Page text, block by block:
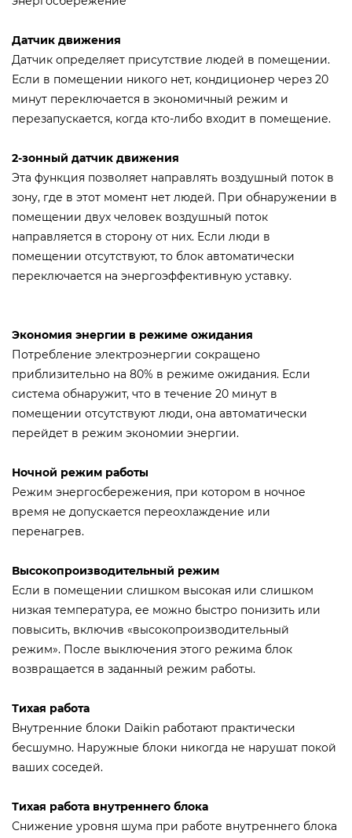
Датчик движения
Датчик определяет присутствие людей в помещении.
Если в помещении никого нет, кондиционер через 20
минут переключается в экономичный режим и
перезапускается, когда кто-либо входит в помещение.
2-зонный датчик движения
Эта функция позволяет направлять воздушный поток в
зону, где в этот момент нет людей. При обнаружении в
помещении двух человек воздушный поток
направляется в сторону от них. Если люди в
помещении отсутствуют, то блок автоматически
переключается на энергоэффективную уставку.
Экономия энергии в режиме ожидания
Потребление электроэнергии сокращено
приблизительно на 80% в режиме ожидания. Если
система обнаружит, что в течение 20 минут в
помещении отсутствуют люди, она автоматически
перейдет в режим экономии энергии.
Ночной режим работы
Режим энергосбережения, при котором в ночное
время не допускается переохлаждение или
перенагрев.
Высокопроизводительный режим
Если в помещении слишком высокая или слишком
низкая температура, ее можно быстро понизить или
повысить, включив «высокопроизводительный
режим». После выключения этого режима блок
возвращается в заданный режим работы.
Тихая работа
Внутренние блоки Daikin работают практически
бесшумно. Наружные блоки никогда не нарушат покой
ваших соседей.
Тихая работа внутреннего блока
Снижение уровня шума при работе внутреннего блока